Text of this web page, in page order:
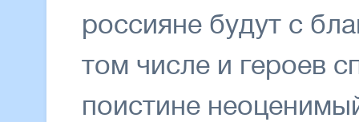
россияне будут с
том числе и героев
поистине